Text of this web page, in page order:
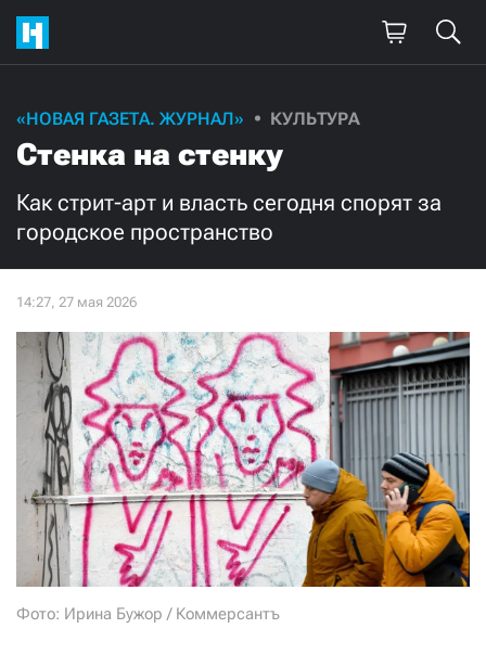
«НОВАЯ ГАЗЕТА. ЖУРНАЛ» КУЛЬТУРА
Стенка на стенку
Как стрит-арт и власть сегодня спорят за
городское пространство
Фото: Ирина Бужор / Коммерсантъ
Поддержите
нашу работу!
Ежемесячно Разово
Нажимая кнопку «Стать соучастником»,
я принимаю условия и подтверждаю свое гражданство РФ
СТАТЬ СОУЧАСТНИКОМ
ПОДЕЛИТЬСЯ С ДРУЗЬЯМИ
Если у вас есть вопросы, пишите donate@novayagazeta.ruили
звоните: